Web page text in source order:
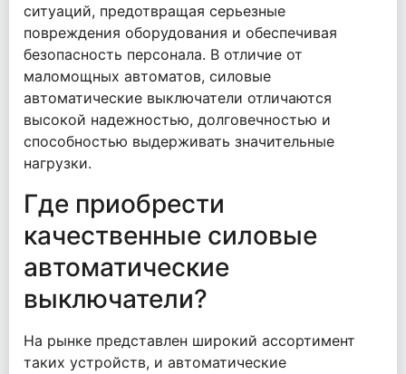
ситуаций, предотвращая серьезные
повреждения оборудования и обеспечивая
безопасность персонала. В отличие от
маломощных автоматов, силовые
автоматические выключатели отличаются
высокой надежностью, долговечностью и
способностью выдерживать значительные
нагрузки.
Где приобрести
качественные силовые
автоматические
выключатели?
На рынке представлен широкий ассортимент
таких устройств, и автоматические